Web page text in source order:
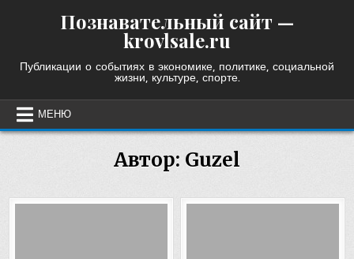
Познавательный сайт —
krovlsale.ru
Публикации о событиях в экономике, политике, социальной
жизни, культуре, спорте.
МЕНЮ
Автор: Guzel